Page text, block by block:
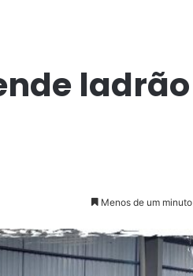
ladrão
Menos de um minuto